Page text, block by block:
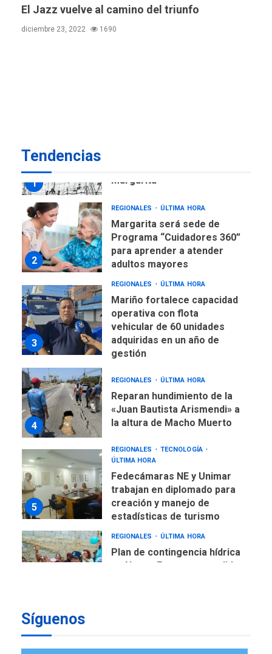
El Jazz vuelve al camino del triunfo
diciembre 23, 2022 1690
Tendencias
6
en Nueva Esparta consolida
insular
1
Margarita
2
REGIONALES ÚLTIMA HORA
Margarita será sede de
Programa “Cuidadores 360”
para aprender a atender
adultos mayores
3
REGIONALES ÚLTIMA HORA
Mariño fortalece capacidad
operativa con flota
vehicular de 60 unidades
adquiridas en un año de
gestión
4
REGIONALES ÚLTIMA HORA
Reparan hundimiento de la
«Juan Bautista Arismendi» a
la altura de Macho Muerto
5
REGIONALES
TECNOLOGÍA
ÚLTIMA HORA
Fedecámaras NE y Unimar
trabajan en diplomado para
creación y manejo de
estadísticas de turismo
REGIONALES ÚLTIMA HORA
Plan de contingencia hídrica
en Nueva Esparta consolida
Síguenos